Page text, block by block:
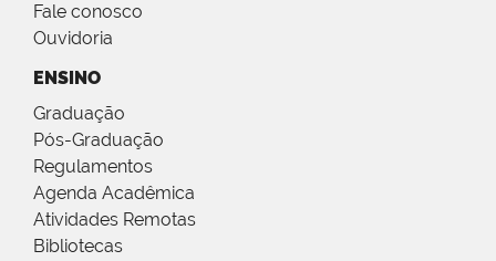
Fale conosco
Ouvidoria
ENSINO
Graduação
Pós-Graduação
Regulamentos
Agenda Acadêmica
Atividades Remotas
Bibliotecas